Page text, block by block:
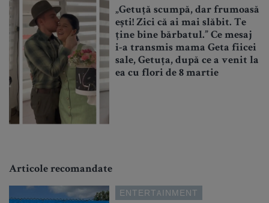
„Getuță scumpă, dar frumoasă
ești! Zici că ai mai slăbit. Te
ține bine bărbatul.” Ce mesaj
i-a transmis mama Geta fiicei
sale, Getuța, după ce a venit la
ea cu flori de 8 martie
Articole recomandate
ENTERTAINMENT